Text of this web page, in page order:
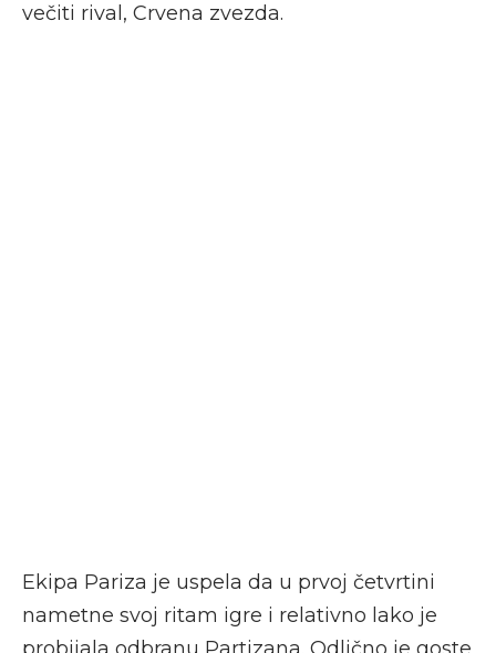
večiti rival, Crvena zvezda.
Ekipa Pariza je uspela da u prvoj četvrtini
nametne svoj ritam igre i relativno lako je